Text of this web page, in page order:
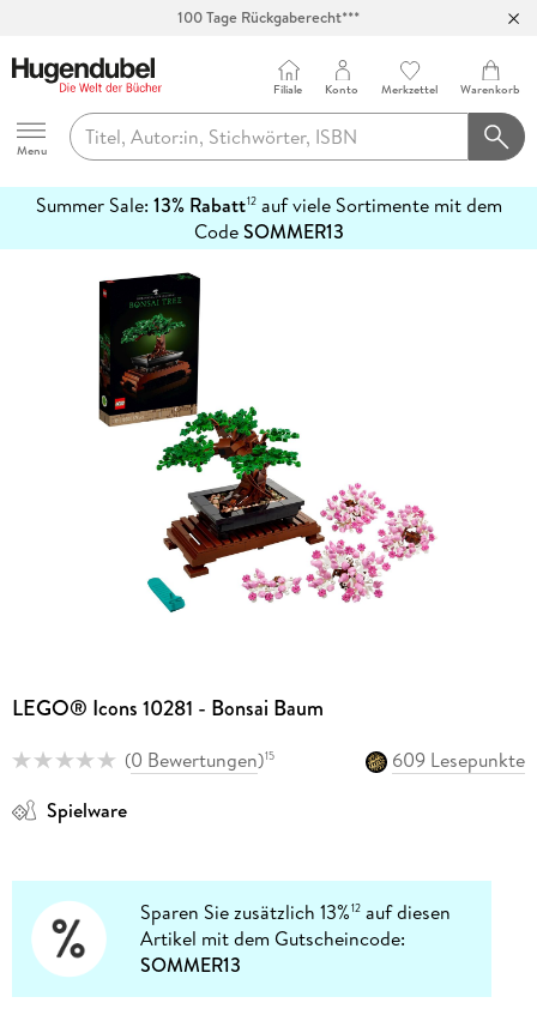
100 Tage Rückgaberecht***
Hugendubel
Menu
Filiale Konto Merkzettel Warenkorb
Summer Sale: 13% Rabatt12auf viele Sortimente mit dem
CodeSOMMER13
erfahren
LEGO® Icons 10281 - Bonsai Baum
(0 Bewertungen)15
609 Lesepunkte
Spielware
Sparen Sie zusätzlich 13%12 auf diesen
Artikel mit dem Gutscheincode:
SOMMER13